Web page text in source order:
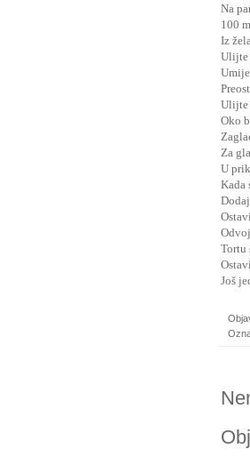
Na
100
Iz
Ulijte
Ulijte
Oko
Za
U
Kada
Tortu
Još